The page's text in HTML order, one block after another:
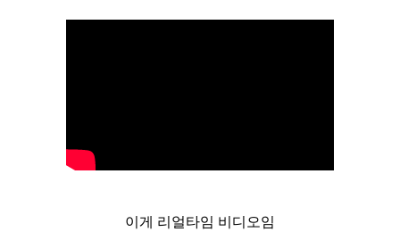
이게 리얼타임 비디오임